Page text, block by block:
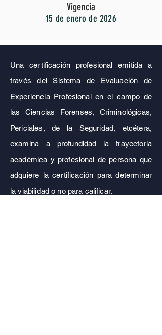
Vigencia
15 de enero de 2026
Una certificación profesional emitida a
través del Sistema de Evaluación de
Experiencia Profesional en el campo de
las Ciencias Forenses, Criminológicas,
Periciales, de la Seguridad, etcétera,
examina a profundidad la trayectoria
académica y profesional de persona que
adquiere la certificación para determinar
la viabilidad o no para calificar.